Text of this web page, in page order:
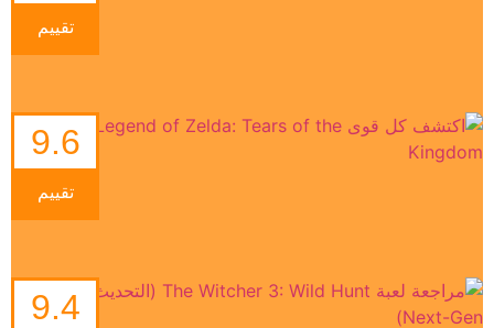
تقييم
9.6
تقييم
9.4